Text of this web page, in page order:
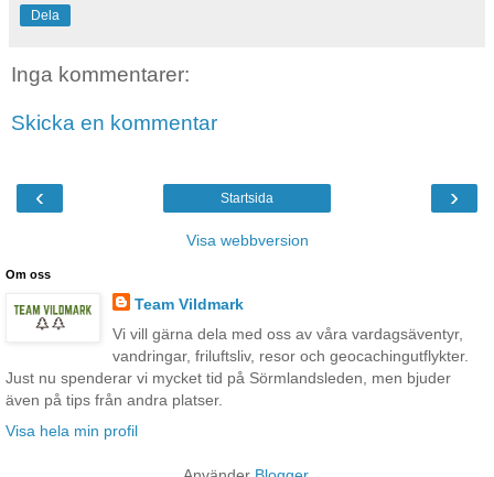
Dela
Inga kommentarer:
Skicka en kommentar
‹ ›
Startsida
Visa webbversion
Om oss
Team Vildmark
Vi vill gärna dela med oss av våra vardagsäventyr,
vandringar, friluftsliv, resor och geocachingutflykter.
Just nu spenderar vi mycket tid på Sörmlandsleden, men bjuder
även på tips från andra platser.
Visa hela min profil